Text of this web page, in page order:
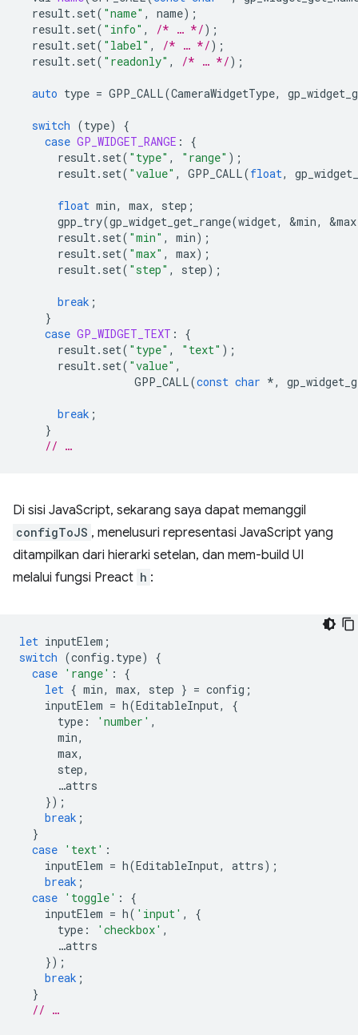
result. set( "name" , name);
result. set( "info" , /* … */);
result. set( "label" , /* … */);
result. set( "readonly" , /* … */);
auto type = GPP_CALL(CameraWidgetType,
switch (type)
{
case GP_WIDGET_RANGE :
{
result. set( "type" , "range" );
result. set( "value" , GPP_CALL(float,
float min, max, step ;
gpp_try(gp_widget_get_range(widget, &min, &max
result. set( "min" , min);
result. set( "max" , max);
result. set( "step" , step);
break ;
}
case GP_WIDGET_TEXT :
{
result. set( "type" , "text" );
result. set( "value" ,
GPP_CALL(const char *,
break ;
}
// …
Di sisi JavaScript, sekarang saya dapat memanggil
configToJS , menelusuri representasi JavaScript yang
ditampilkan dari hierarki setelan, dan mem-build UI
melalui fungsi Preact h :
let inputElem ;
switch (config . type)
{
case 'range' :
{
let { min, max, step } = config ;
inputElem = h(EditableInput,
{
type : 'number' ,
min,
max,
step,
…attrs
});
break ;
}
case 'text' :
inputElem = h(EditableInput, attrs);
break ;
case 'toggle' :
{
inputElem = h( 'input' ,
{
type : 'checkbox' ,
…attrs
});
break ;
}
// …